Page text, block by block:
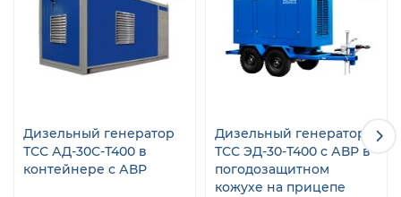
Дизельный генератор
ТСС АД-30С-Т400 в
контейнере с АВР
Дизельный генератор
ТСС ЭД-30-Т400 с АВР в
погодозащитном
кожухе на прицепе